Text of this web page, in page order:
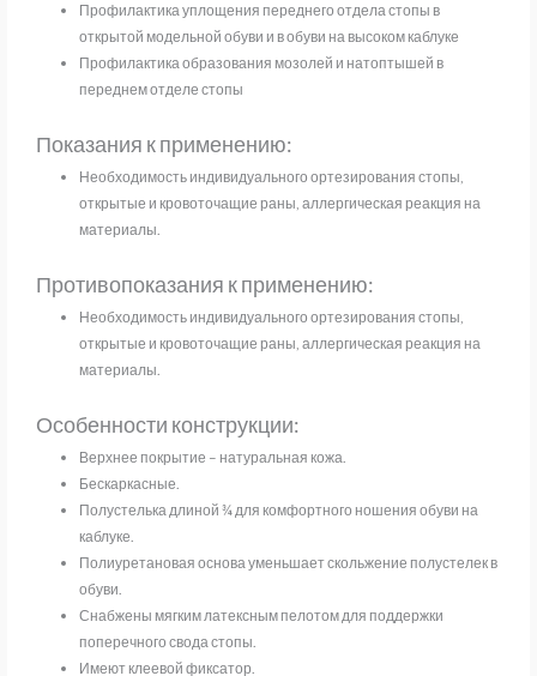
Профилактика уплощения переднего отдела стопы в
открытой модельной обуви и в обуви на высоком каблуке
Профилактика образования мозолей и натоптышей в
переднем отделе стопы
Показания к применению:
Необходимость индивидуального ортезирования стопы,
открытые и кровоточащие раны, аллергическая реакция на
материалы.
Противопоказания к применению:
Необходимость индивидуального ортезирования стопы,
открытые и кровоточащие раны, аллергическая реакция на
материалы.
Особенности конструкции:
Верхнее покрытие – натуральная кожа.
Бескаркасные.
Полустелька длиной ¾ для комфортного ношения обуви на
каблуке.
Полиуретановая основа уменьшает скольжение полустелек в
обуви.
Снабжены мягким латексным пелотом для поддержки
поперечного свода стопы.
Имеют клеевой фиксатор.